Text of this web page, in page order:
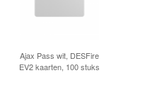
Ajax Pass wit, DESFire
EV2 kaarten, 100 stuks